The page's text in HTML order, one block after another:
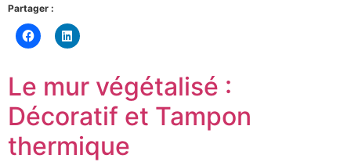
Partager :
Cliquez
pour
dans
une
nouvelle
fenêtre)
Cliquez
pour
LinkedIn(ouvre
dans
une
nouvelle
fenêtre)
Le mur végétalisé :
Décoratif et Tampon
thermique